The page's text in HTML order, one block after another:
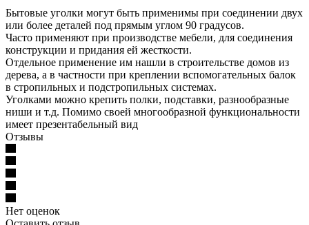
Бытовые уголки могут быть применимы при соединении двух
или более деталей под прямым углом 90 градусов.
Часто применяют при производстве мебели, для соединения
конструкции и придания ей жесткости.
Отдельное применение им нашли в строительстве домов из
дерева, а в частности при креплении вспомогательных балок
в стропильных и подстропильных системах.
Уголками можно крепить полки, подставки, разнообразные
ниши и т.д. Помимо своей многообразной функциональности
имеет презентабельный вид
Отзывы
Нет оценок